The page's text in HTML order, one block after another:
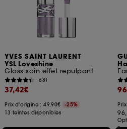
YVES SAINT LAURENT
YSL Loveshine
Gloss soin effet repulpant
681
37,42€
Prix d'origine : 49,90€
-25%
13 teintes disponibles